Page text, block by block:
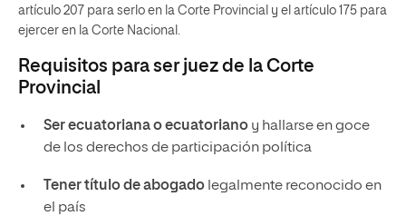
artículo 207 para serlo en la Corte Provincial y el artículo 175 para
ejercer en la Corte Nacional.
Requisitos para ser juez de la Corte
Provincial
Ser ecuatoriana o ecuatorianoy hallarse en goce
de los derechos de participación política
Tener título de abogadolegalmente reconocido en
el país